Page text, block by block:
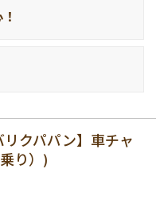
クパパン】車チャ
り）)